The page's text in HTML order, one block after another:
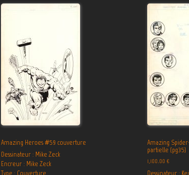
Amazing Heroes #59 couverture
Dessinateur : Mike Zeck
Encreur : Mike Zeck
Type : Couverture
Amazing
partielle (pg35)
1,100.00€
Dessinateur :